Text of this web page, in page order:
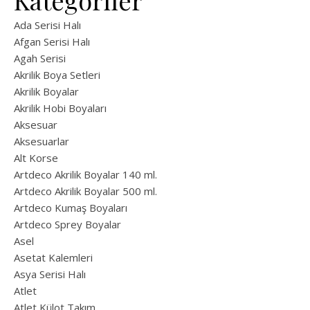
Ada Serisi Halı
Afgan Serisi Halı
Agah Serisi
Akrilik Boya Setleri
Akrilik Boyalar
Akrilik Hobi Boyaları
Aksesuar
Aksesuarlar
Alt Korse
Artdeco Akrilik Boyalar 140 ml.
Artdeco Akrilik Boyalar 500 ml.
Artdeco Kumaş Boyaları
Artdeco Sprey Boyalar
Asel
Asetat Kalemleri
Asya Serisi Halı
Atlet
Atlet Külot Takım